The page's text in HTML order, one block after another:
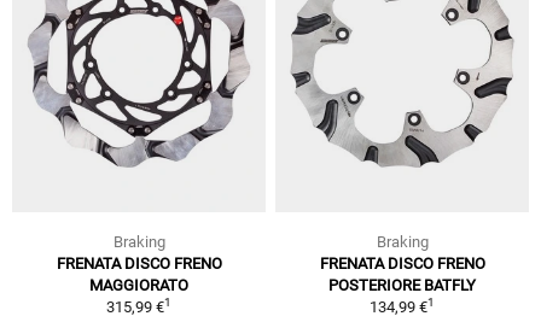
Braking
FRENATA DISCO FRENO
MAGGIORATO
315,99 €1
Braking
FRENATA DISCO FRENO
POSTERIORE BATFLY
134,99 €1